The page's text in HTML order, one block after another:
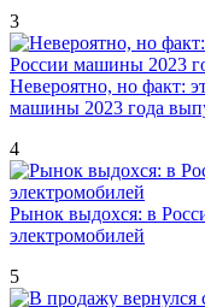
3
Невероятно, но факт:
машины 2023 года
4
Рынок выдохся: в
электромобилей
5